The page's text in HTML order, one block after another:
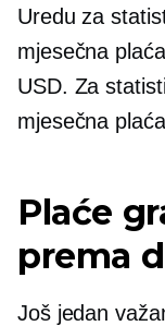
Uredu za
mjesečna
USD. Za
mjesečna
Plaće
prema
Još jedan